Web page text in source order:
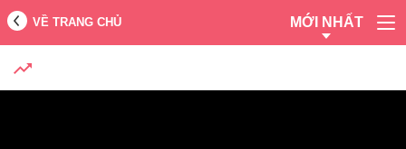
VỀ TRANG CHỦ MỚI NHẤT